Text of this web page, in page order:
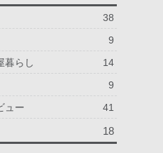
38
9
暮らし
14
9
ュー
41
18